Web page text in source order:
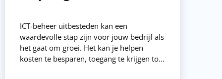
ICT-beheer uitbesteden kan een
waardevolle stap zijn voor jouw bedrijf als
het gaat om groei. Het kan je helpen
kosten te besparen, toegang te krijgen tot